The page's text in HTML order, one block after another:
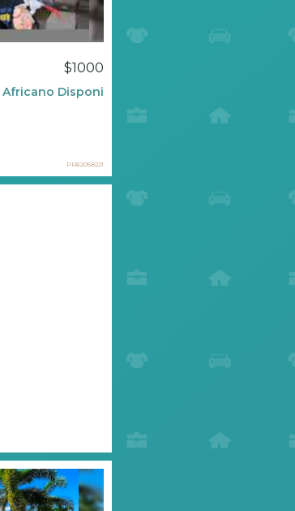
$1000
Disponible ????
PR62058221